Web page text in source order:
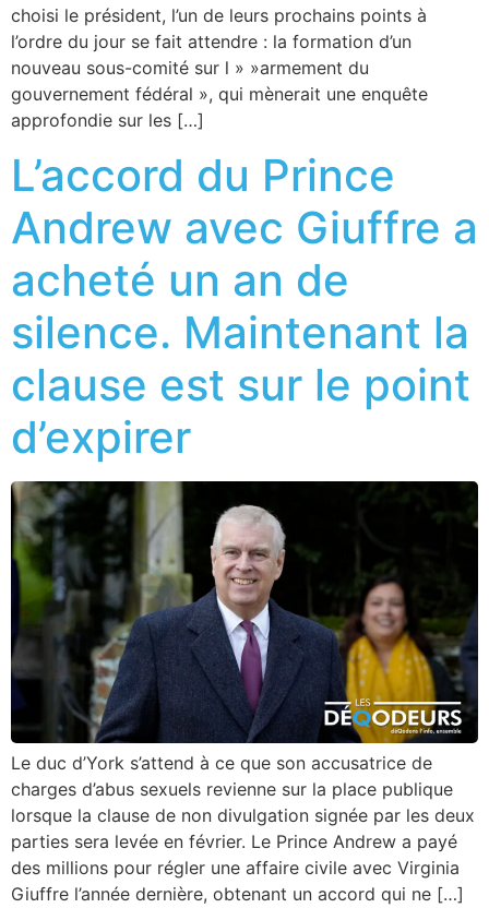
choisi le président, l’un de leurs prochains points à
l’ordre du jour se fait attendre : la formation d’un
nouveau sous-comité sur l » »armement du
gouvernement fédéral », qui mènerait une enquête
approfondie sur les […]
L’accord du Prince
Andrew avec Giuffre a
acheté un an de
silence. Maintenant la
clause est sur le point
d’expirer
Le duc d’York s’attend à ce que son accusatrice de
charges d’abus sexuels revienne sur la place publique
lorsque la clause de non divulgation signée par les deux
parties sera levée en février. Le Prince Andrew a payé
des millions pour régler une affaire civile avec Virginia
Giuffre l’année dernière, obtenant un accord qui ne […]